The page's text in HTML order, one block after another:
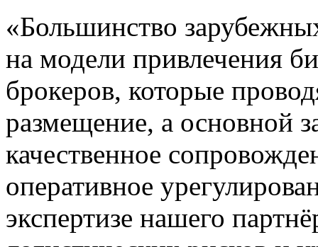
«Большинство
на модели привлечения
брокеров, которые
размещение, а основной
качественное
оперативное
экспертизе нашего